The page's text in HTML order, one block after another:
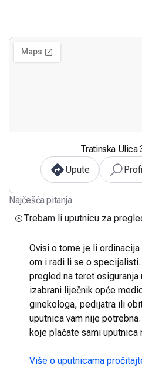
Tratinska Ulica
Upute
Najčešća pitanja
Trebam li uputnicu za
Ovisi o tome je li ordinacija
om i radi li se o
pregled na teret
izabrani liječnik opće
ginekologa, pedijatra ili
uputnica vam nije
koje plaćate sami uputnica
Više o uputnicama